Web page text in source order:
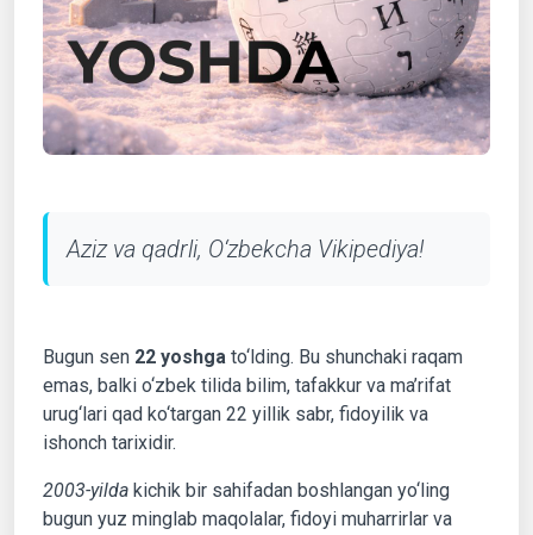
Aziz va qadrli, O‘zbekcha Vikipediya!
Bugun sen 22 yoshga to‘lding. Bu shunchaki raqam
emas, balki o‘zbek tilida bilim, tafakkur va ma’rifat
urug‘lari qad ko‘targan 22 yillik sabr, fidoyilik va
ishonch tarixidir.
2003-yilda kichik bir sahifadan boshlangan yo‘ling
bugun yuz minglab maqolalar, fidoyi muharrirlar va